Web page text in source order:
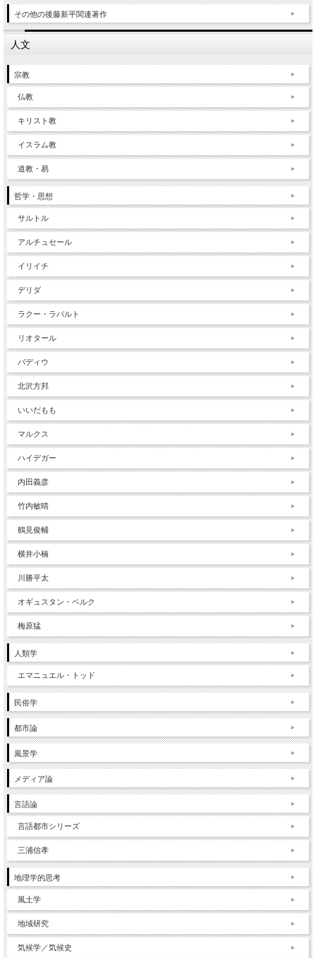
その他の後藤新平関連著作
人文
宗教
仏教
キリスト教
イスラム教
道教・易
哲学・思想
サルトル
アルチュセール
イリイチ
デリダ
ラクー・ラバルト
リオタール
バディウ
北沢方邦
いいだもも
マルクス
ハイデガー
内田義彦
竹内敏晴
鶴見俊輔
横井小楠
川勝平太
オギュスタン・ベルク
梅原猛
人類学
エマニュエル・トッド
民俗学
都市論
風景学
メディア論
言語論
言語都市シリーズ
三浦信孝
地理学的思考
風土学
地域研究
気候学／気候史